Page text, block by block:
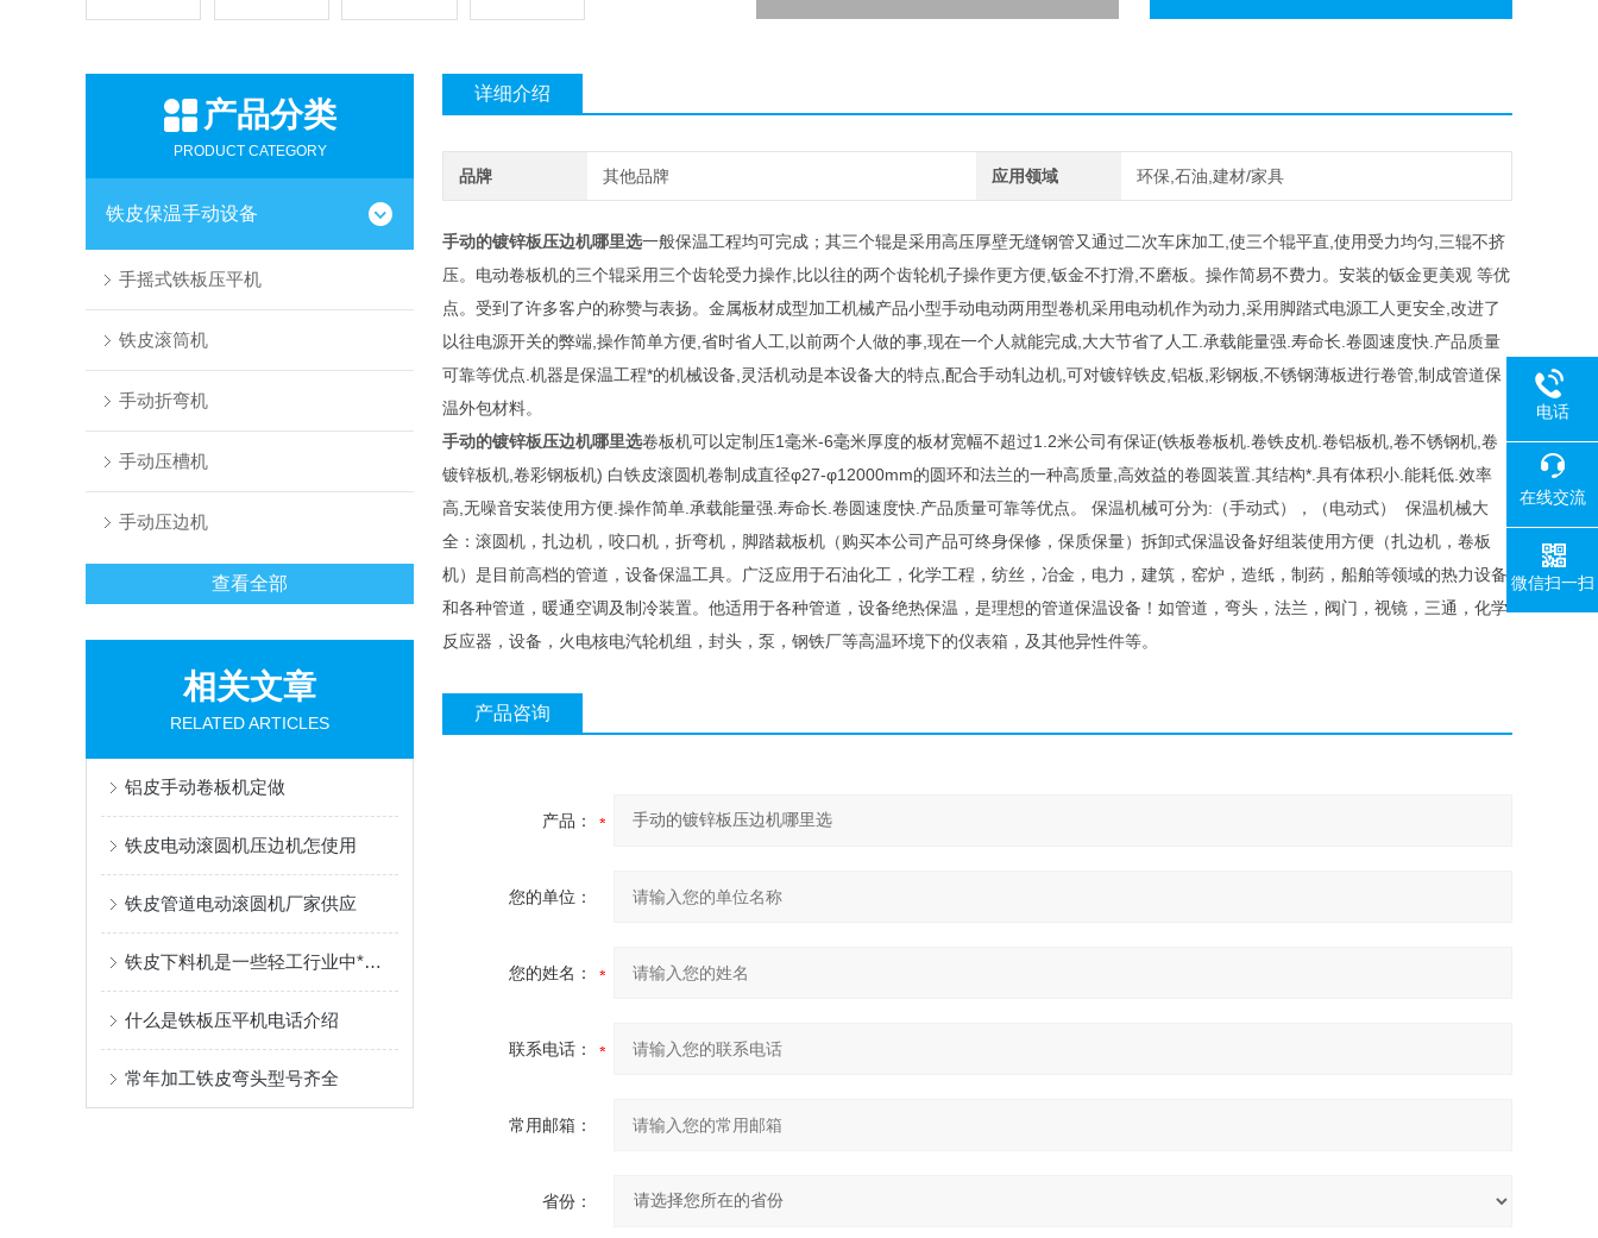
产品分类
PRODUCT CATEGORY
铁皮保温手动设备
手摇式铁板压平机
铁皮滚筒机
手动折弯机
手动压槽机
手动压边机
查看全部
相关文章
RELATED ARTICLES
铝皮手动卷板机定做
铁皮电动滚圆机压边机怎使用
铁皮管道电动滚圆机厂家供应
铁皮下料机是一些轻工行业中*设备
什么是铁板压平机电话介绍
常年加工铁皮弯头型号齐全
详细介绍
品牌 其他品牌 应用领域 环保,石油,建材/家具
手动的镀锌板压边机哪里选一般保温工程均可完成；其三个辊是采用高压厚壁无缝钢管又通过二次车床加工,使三个辊平直,使用受力均匀,三辊不挤
压。电动卷板机的三个辊采用三个齿轮受力操作,比以往的两个齿轮机子操作更方便,钣金不打滑,不磨板。操作简易不费力。安装的钣金更美观 等优
点。受到了许多客户的称赞与表扬。金属板材成型加工机械产品小型手动电动两用型卷机采用电动机作为动力,采用脚踏式电源工人更安全,改进了
以往电源开关的弊端,操作简单方便,省时省人工,以前两个人做的事,现在一个人就能完成,大大节省了人工.承载能量强.寿命长.卷圆速度快.产品质量
可靠等优点.机器是保温工程*的机械设备,灵活机动是本设备大的特点,配合手动轧边机,可对镀锌铁皮,铝板,彩钢板,不锈钢薄板进行卷管,制成管道保
温外包材料。
手动的镀锌板压边机哪里选卷板机可以定制压1毫米-6毫米厚度的板材宽幅不超过1.2米公司有保证(铁板卷板机.卷铁皮机.卷铝板机,卷不锈钢机,卷
镀锌板机,卷彩钢板机) 白铁皮滚圆机卷制成直径φ27-φ12000mm的圆环和法兰的一种高质量,高效益的卷圆装置.其结构*.具有体积小.能耗低.效率
高,无噪音安装使用方便.操作简单.承载能量强.寿命长.卷圆速度快.产品质量可靠等优点。 保温机械可分为:（手动式），（电动式） 保温机械大
全：滚圆机，扎边机，咬口机，折弯机，脚踏裁板机（购买本公司产品可终身保修，保质保量）拆卸式保温设备好组装使用方便（扎边机，卷板
机）是目前高档的管道，设备保温工具。广泛应用于石油化工，化学工程，纺丝，冶金，电力，建筑，窑炉，造纸，制药，船舶等领域的热力设备
和各种管道，暖通空调及制冷装置。他适用于各种管道，设备绝热保温，是理想的管道保温设备！如管道，弯头，法兰，阀门，视镜，三通，化学
反应器，设备，火电核电汽轮机组，封头，泵，钢铁厂等高温环境下的仪表箱，及其他异性件等。
产品咨询
产品：
您的单位：
您的姓名：
联系电话：
常用邮箱：
省份：
电话
在线交流
微信扫一扫